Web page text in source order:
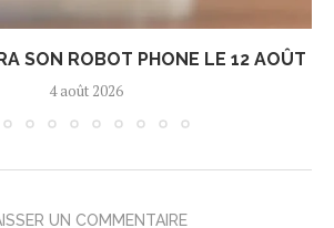
SON ROBOT PHONE LE 12 AOÛT
4 août 2026
UN COMMENTAIRE